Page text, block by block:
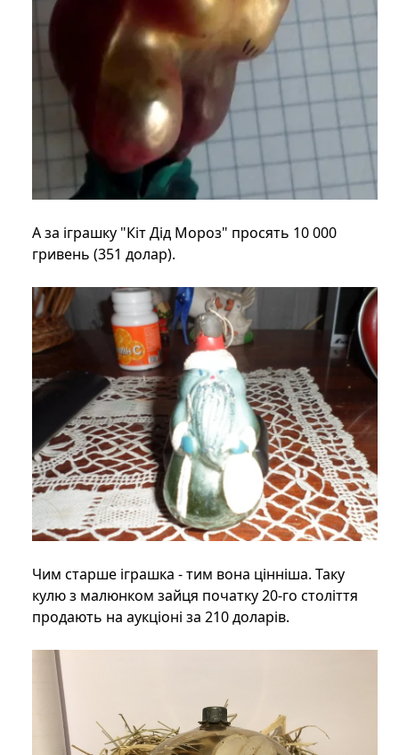
А за іграшку "Кіт Дід Мороз" просять 10 000
гривень (351 долар).
Чим старше іграшка - тим вона цінніша. Таку
кулю з малюнком зайця початку 20-го століття
продають на аукціоні за 210 доларів.